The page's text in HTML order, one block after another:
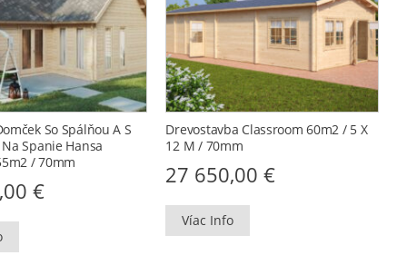
So Spálňou A S
Spanie Hansa
/ 70mm
€
Drevostavba Classroom 60m2 / 5 X
12 M / 70mm
27 650,00€
Víac Info